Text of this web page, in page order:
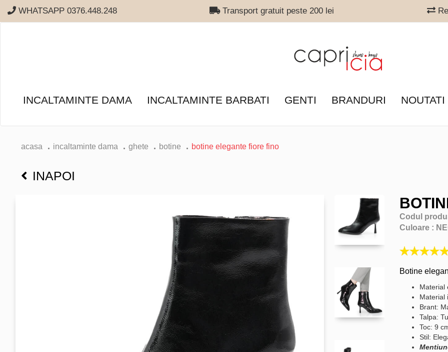
WHATSAPP 0376.448.248 Transport gratuit peste 200 lei
INCALTAMINTE DAMA INCALTAMINTE BARBATI GENTI BRANDURI NOUTATI
acasa incaltaminte dama ghete botine botine elegante fiore fino
INAPOI
Codul
Culoare :
Botine
Material
Material
Brant:
Talpa:
Toc: 9
Stil: